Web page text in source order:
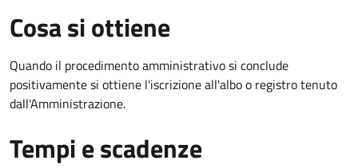
Cosa si ottiene
Quando il procedimento amministrativo si conclude
positivamente si ottiene l'iscrizione all'albo o registro tenuto
dall'Amministrazione.
Tempi e scadenze